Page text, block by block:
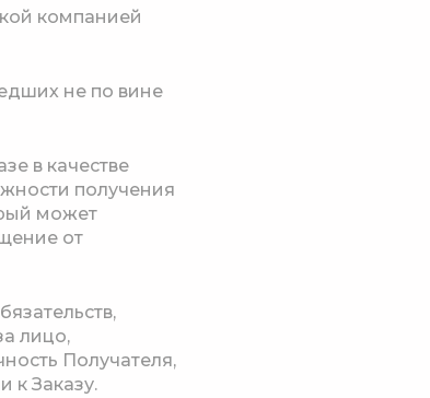
компанией
не по вине
в качестве
получения
может
от
лицо,
Получателя,
к Заказу.